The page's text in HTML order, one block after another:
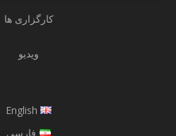
کارگزاری ها
ویدیو
English
فارسی